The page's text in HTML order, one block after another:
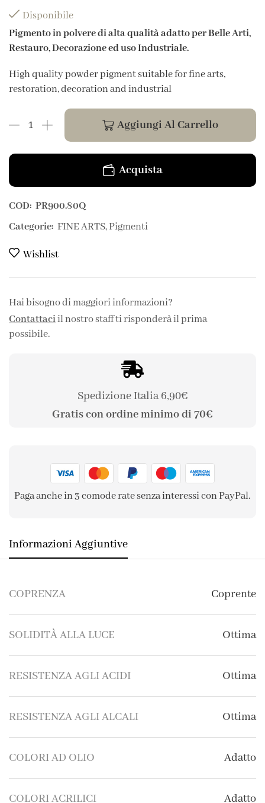
Disponibile
Pigmento in polvere di alta qualità adatto per Belle Arti,
Restauro, Decorazione ed uso Industriale.
High quality powder pigment suitable for fine arts,
restoration, decoration and industrial
Aggiungi Al Carrello
Acquista
COD: PR900.80Q
Categorie: FINE ARTS,Pigmenti
Wishlist
Hai bisogno di maggiori informazioni?
Contattaciil nostro staff ti risponderà il prima
possibile.
Spedizione Italia 6,90€
Gratis con ordine minimo di 70€
Paga anche in 3 comode rate senza interessi con PayPal.
Informazioni Aggiuntive
COPRENZA Coprente
SOLIDITÀ ALLA LUCE Ottima
RESISTENZA AGLI ACIDI Ottima
RESISTENZA AGLI ALCALI Ottima
COLORI AD OLIO Adatto
COLORI ACRILICI Adatto